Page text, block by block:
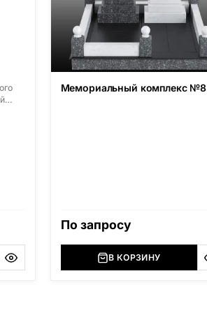
Мемориальный комплекс №8
По запросу
В КОРЗИНУ